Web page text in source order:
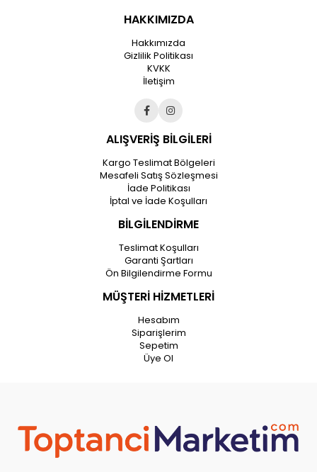
HAKKIMIZDA
Hakkımızda
Gizlilik Politikası
KVKK
İletişim
ALIŞVERİŞ BİLGİLERİ
Kargo Teslimat Bölgeleri
Mesafeli Satış Sözleşmesi
İade Politikası
İptal ve İade Koşulları
BİLGİLENDİRME
Teslimat Koşulları
Garanti Şartları
Ön Bilgilendirme Formu
MÜŞTERİ HİZMETLERİ
Hesabım
Siparişlerim
Sepetim
Üye Ol